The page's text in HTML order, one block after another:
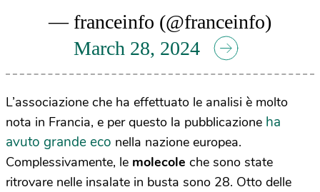
— franceinfo (@franceinfo)
March 28, 2024
L’associazione che ha effettuato le analisi è molto
nota in Francia, e per questo la pubblicazione ha
avuto grande eco nella nazione europea.
Complessivamente, le molecole che sono state
ritrovare nelle insalate in busta sono 28. Otto delle